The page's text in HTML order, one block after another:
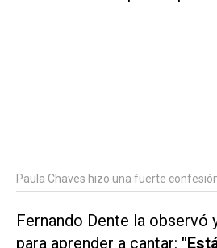
Paula Chaves hizo una fuerte
Fernando Dente la observó
para aprender a cantar: